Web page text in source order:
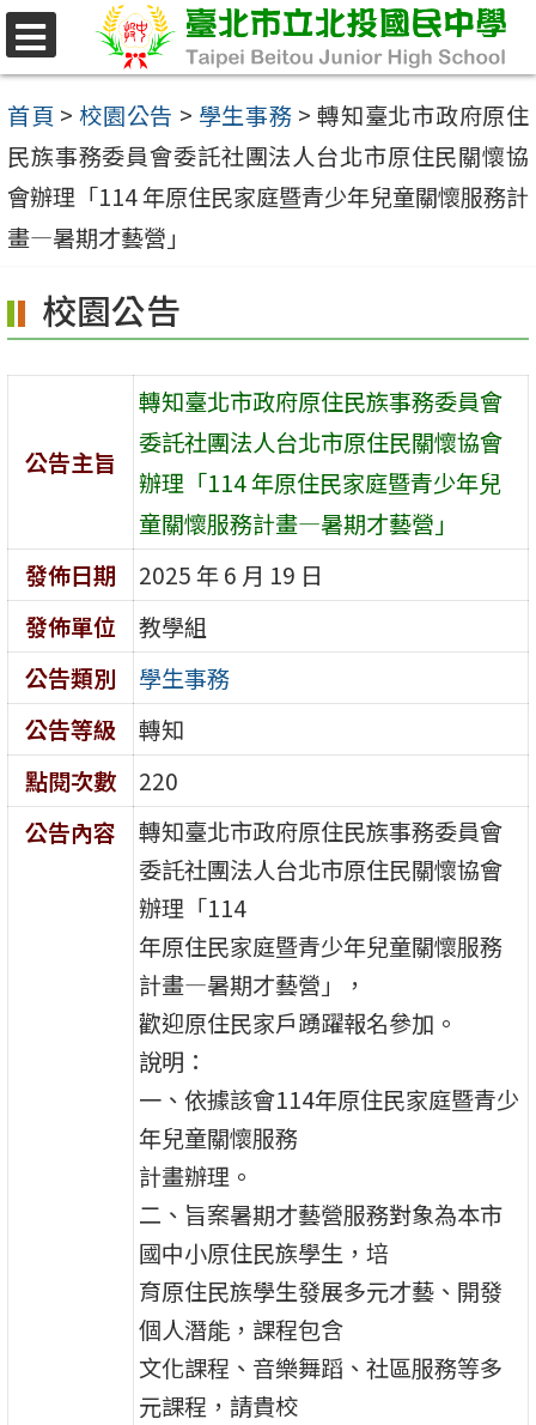
跳
至
主
要
內
容
首頁 > 校園公告 > 學生事務 > 轉知臺北市政府原住
民族事務委員會委託社團法人台北市原住民關懷協
會辦理「114 年原住民家庭暨青少年兒童關懷服務計
畫—暑期才藝營」
校園公告
公告主旨
轉知臺北市政府原住民族事務委員會
委託社團法人台北市原住民關懷協會
辦理「114 年原住民家庭暨青少年兒
童關懷服務計畫—暑期才藝營」
發佈日期
2025 年 6 月 19 日
發佈單位
教學組
公告類別
學生事務
公告等級
轉知
點閱次數
220
公告內容
轉知臺北市政府原住民族事務委員會
委託社團法人台北市原住民關懷協會
辦理「114
年原住民家庭暨青少年兒童關懷服務
計畫—暑期才藝營」，
歡迎原住民家戶踴躍報名參加。
說明：
一、依據該會114年原住民家庭暨青少
年兒童關懷服務
計畫辦理。
二、旨案暑期才藝營服務對象為本市
國中小原住民族學生，培
育原住民族學生發展多元才藝、開發
個人潛能，課程包含
文化課程、音樂舞蹈、社區服務等多
元課程，請貴校
選
單